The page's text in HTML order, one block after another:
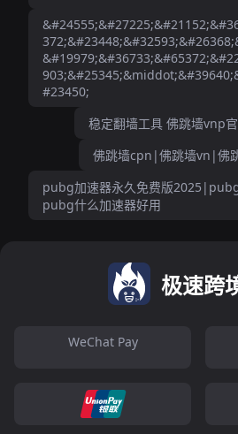
#23450;
稳定翻墙工具 佛跳墙vnp
佛跳墙cpn|佛跳墙vn|佛
pubg加速器永久免费版
pubg什么加速器好用
极速跨
WeChat Pay